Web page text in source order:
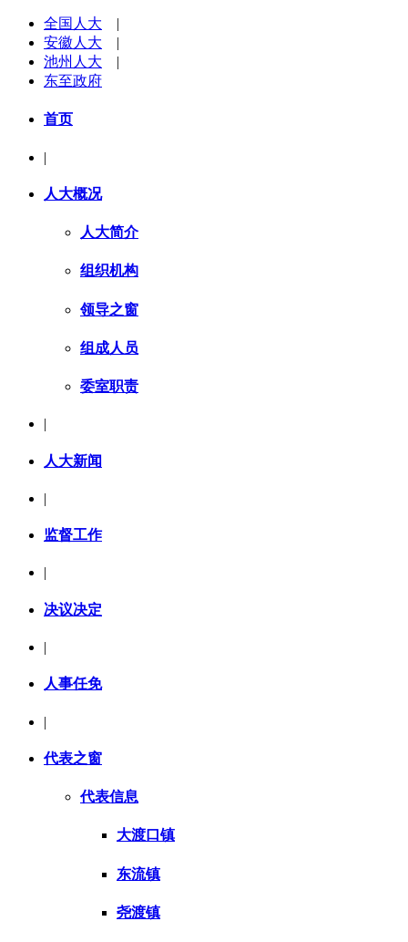
全国人大 |
安徽人大 |
池州人大 |
东至政府
首页
|
人大概况
人大简介
组织机构
领导之窗
组成人员
委室职责
|
人大新闻
|
监督工作
决议决定
|
人事任免
|
代表之窗
代表信息
大渡口镇
东流镇
尧渡镇